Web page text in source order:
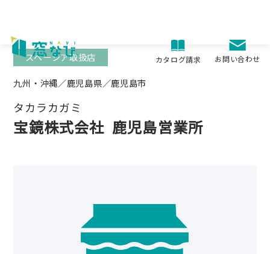
content
カタログ請求 お問い合わせ
九州・沖縄／鹿児島県／鹿児島市
タカラカガミ
宝鏡株式会社 鹿児島営業所
スペーシア取扱店